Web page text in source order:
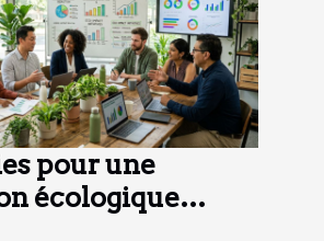
pour une
écologique